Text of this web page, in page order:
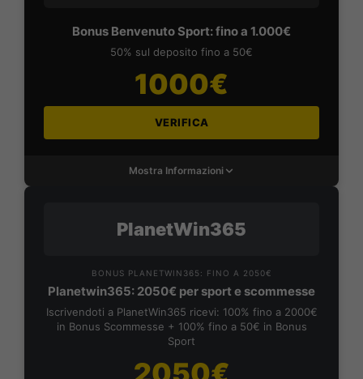
Bonus Benvenuto Sport: fino a 1.000€
50% sul deposito fino a 50€
1000€
VERIFICA
Mostra Informazioni
PlanetWin365
BONUS PLANETWIN365: FINO A 2050€
Planetwin365: 2050€ per sport e scommesse
Iscrivendoti a PlanetWin365 ricevi: 100% fino a 2000€
in Bonus Scommesse + 100% fino a 50€ in Bonus
Sport